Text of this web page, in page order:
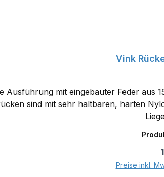
Vink
mit eingebauter Feder aus 15
sind mit sehr haltbaren, harten
Preise inkl. In